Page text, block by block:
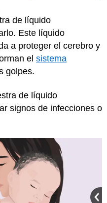
de líquido
Este líquido
a proteger el cerebro y
el sistema
golpes.
de líquido
signos de infecciones o